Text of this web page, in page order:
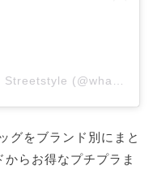
グをブランド別にまと
らお得なプチプラま